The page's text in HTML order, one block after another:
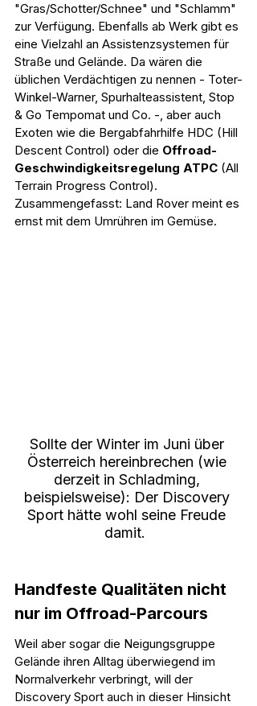
"Gras/Schotter/Schnee" und "Schlamm"
zur Verfügung. Ebenfalls ab Werk gibt es
eine Vielzahl an Assistenzsystemen für
Straße und Gelände. Da wären die
üblichen Verdächtigen zu nennen - Toter-
Winkel-Warner, Spurhalteassistent, Stop
& Go Tempomat und Co. -, aber auch
Exoten wie die Bergabfahrhilfe HDC (Hill
Descent Control) oder die Offroad-
Geschwindigkeitsregelung ATPC (All
Terrain Progress Control).
Zusammengefasst: Land Rover meint es
ernst mit dem Umrühren im Gemüse.
Sollte der Winter im Juni über
Österreich hereinbrechen (wie
derzeit in Schladming,
beispielsweise): Der Discovery
Sport hätte wohl seine Freude
damit.
Handfeste Qualitäten nicht
nur im Offroad-Parcours
Weil aber sogar die Neigungsgruppe
Gelände ihren Alltag überwiegend im
Normalverkehr verbringt, will der
Discovery Sport auch in dieser Hinsicht